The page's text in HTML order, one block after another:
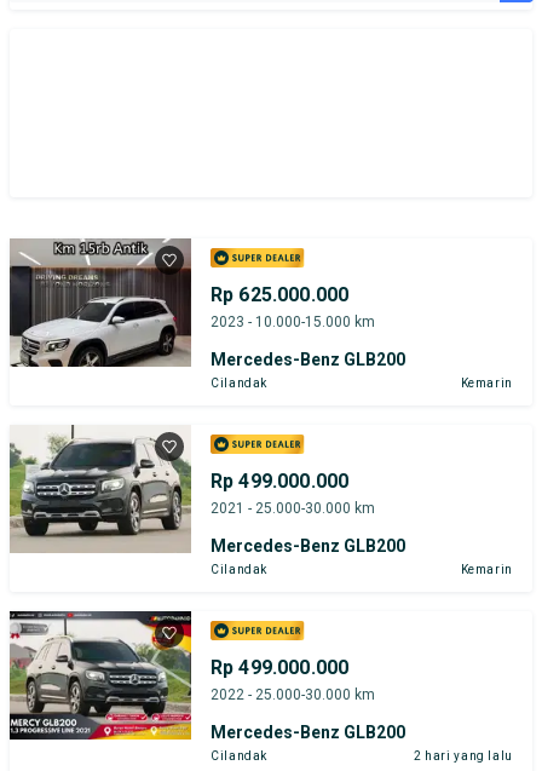
Rp 625.000.000
2023 - 10.000-15.000 km
Mercedes-Benz GLB200
Cilandak Kemarin
Rp 499.000.000
2021 - 25.000-30.000 km
Mercedes-Benz GLB200
Cilandak Kemarin
Rp 499.000.000
2022 - 25.000-30.000 km
Mercedes-Benz GLB200
Cilandak 2 hari yang lalu